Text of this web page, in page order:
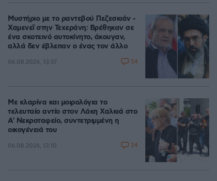
Μυστήριο με το ραντεβού Πεζεσκιάν -
Χαμενεΐ στην Τεχεράνη: Βρέθηκαν σε
ένα σκοτεινό αυτοκίνητο, άκουγαν,
αλλά δεν έβλεπαν ο ένας τον άλλο
06.08.2026, 13:37 54
Με κλαρίνα και μοιρολόγια το
τελευταίο αντίο στον Λάκη Χαλκιά στο
A' Νεκροταφείο, συντετριμμένη η
οικογένειά του
06.08.2026, 13:10 24